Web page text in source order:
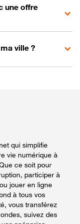
une offre
ville ?
qui simplifie
vie numérique à
ce soit pour
participer à
jouer en ligne
à tous vos
vous transférez
suivez des